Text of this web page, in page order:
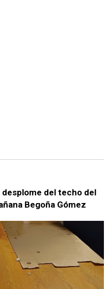
desplome del techo del
Begoña Gómez